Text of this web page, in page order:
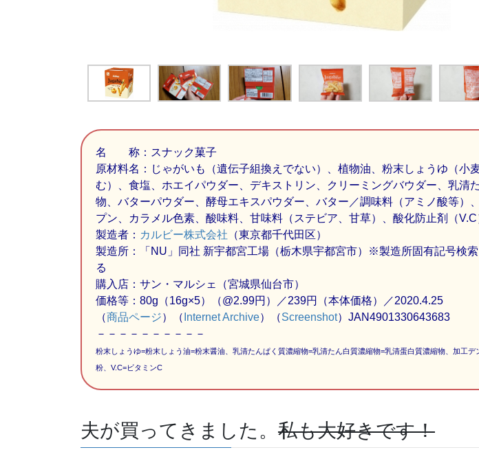
名 称：スナック菓子
原材料名：じゃがいも（遺伝子組換えでない）、植物油、粉末しょうゆ（小
む）、食塩、ホエイパウダー、デキストリン、クリーミングバウダー、乳清
物、バターパウダー、酵母エキスパウダー、バター／調味料（アミノ酸等）
プン、カラメル色素、酸味料、甘味料（ステビア、甘草）、酸化防止剤（V.C
製造者： カルビー株式会社 （東京都千代田区）
製造所：「NU」同社 新宇都宮工場（栃木県宇都宮市）※製造所固有記号検
る
購入店：サン・マルシェ（宮城県仙台市）
価格等：80g（16g×5）（@2.99円）／239円（本体価格）／2020.4.25
（商品ページ）（ Internet Archive）（Screenshot）JAN4901330643683
－－－－－－－－－－
粉末しょうゆ=粉末しょう油=粉末醤油、乳清たんぱく質濃縮物=乳清たん白質濃縮物=乳清蛋白質濃縮物、加工デ
粉、V.C=ビタミンC
夫が買ってきました。 私も大好きです！